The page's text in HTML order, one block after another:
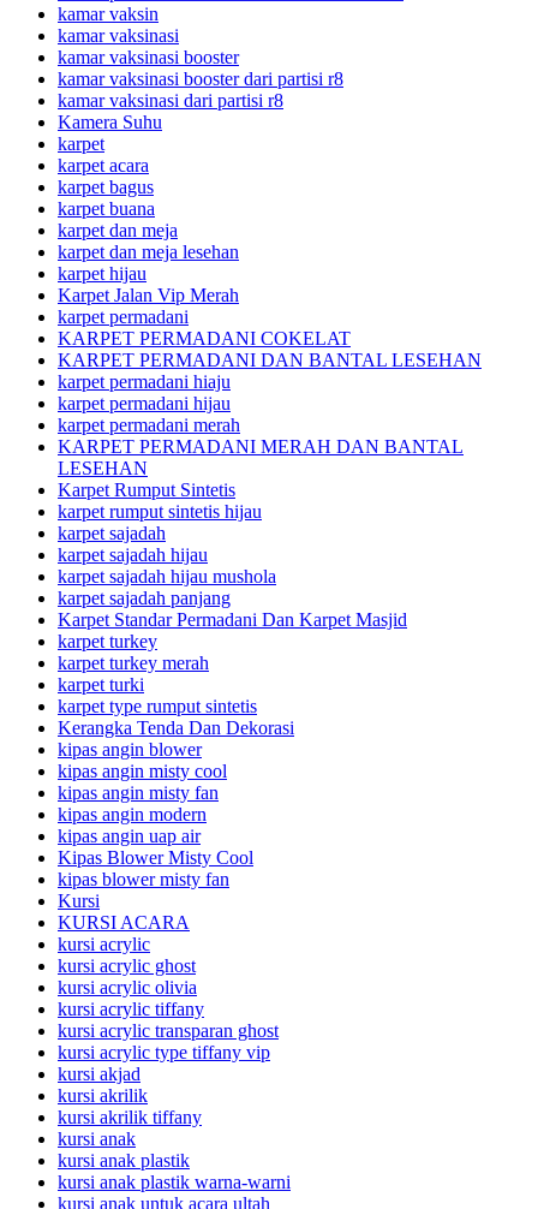
kamar vaksin
kamar vaksinasi
kamar vaksinasi booster
kamar vaksinasi booster dari partisi r8
kamar vaksinasi dari partisi r8
Kamera Suhu
karpet
karpet acara
karpet bagus
karpet buana
karpet dan meja
karpet dan meja lesehan
karpet hijau
Karpet Jalan Vip Merah
karpet permadani
KARPET PERMADANI COKELAT
KARPET PERMADANI DAN BANTAL LESEHAN
karpet permadani hiaju
karpet permadani hijau
karpet permadani merah
KARPET PERMADANI MERAH DAN BANTAL
LESEHAN
Karpet Rumput Sintetis
karpet rumput sintetis hijau
karpet sajadah
karpet sajadah hijau
karpet sajadah hijau mushola
karpet sajadah panjang
Karpet Standar Permadani Dan Karpet Masjid
karpet turkey
karpet turkey merah
karpet turki
karpet type rumput sintetis
Kerangka Tenda Dan Dekorasi
kipas angin blower
kipas angin misty cool
kipas angin misty fan
kipas angin modern
kipas angin uap air
Kipas Blower Misty Cool
kipas blower misty fan
Kursi
KURSI ACARA
kursi acrylic
kursi acrylic ghost
kursi acrylic olivia
kursi acrylic tiffany
kursi acrylic transparan ghost
kursi acrylic type tiffany vip
kursi akjad
kursi akrilik
kursi akrilik tiffany
kursi anak
kursi anak plastik
kursi anak plastik warna-warni
kursi anak untuk acara ultah